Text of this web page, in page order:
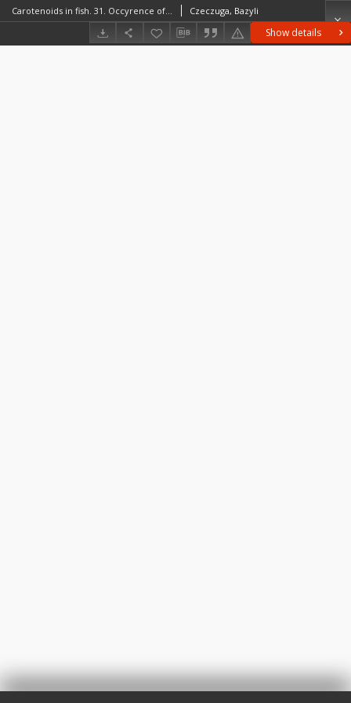
Show details
Carotenoids in fish. 31. Occyrence of α-doradexanthin in fish in Poland Karotenoidy u ryb. 31. Występowanie α-doradeksantyny u ryb w wodach Polski Czeczuga, Bazyli